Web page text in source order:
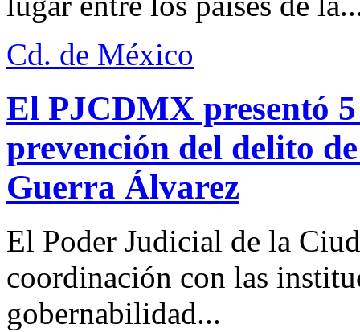
Cd. de México
El PJCDMX presentó
prevención del delito
Guerra Álvarez
El Poder Judicial de la
coordinación con las
gobernabilidad...